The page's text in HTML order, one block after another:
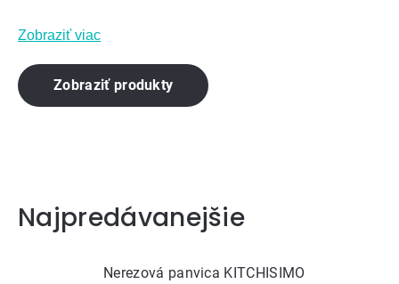
Zobraziť viac
Zobraziť produkty
Najpredávanejšie
Nerezová panvica KITCHISIMO